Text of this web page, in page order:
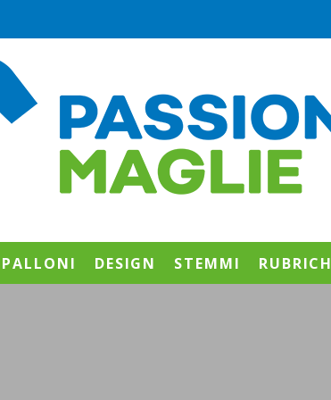
PALLONI DESIGN STEMMI